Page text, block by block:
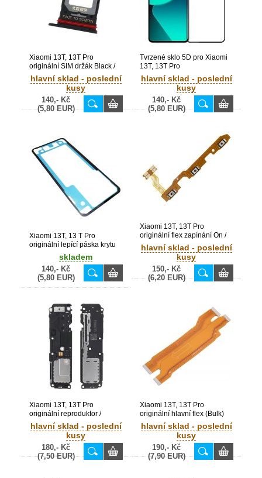
Xiaomi 13T, 13T Pro
originální SIM držák Black /
černý (Bulk) -
1611701000375A
hlavní sklad - poslední
kusy
140,- Kč
(5,80 EUR)
Tvrzené sklo 5D pro Xiaomi
13T, 13T Pro
hlavní sklad - poslední
kusy
140,- Kč
(5,80 EUR)
Xiaomi 13T, 13 T Pro
originální lepící páska krytu
baterie (Bulk)skladem
140,- Kč
(5,80 EUR)
Xiaomi 13T, 13T Pro
originální flex zapínání On /
Off + hlasitosti (Bulk)
hlavní sklad - poslední
kusy
150,- Kč
(6,20 EUR)
Xiaomi 13T, 13T Pro
originální reproduktor /
zvonek (Bulk)
hlavní sklad - poslední
kusy
180,- Kč
(7,50 EUR)
Xiaomi 13T, 13T Pro
originální hlavní flex (Bulk)
hlavní sklad - poslední
kusy
190,- Kč
(7,90 EUR)